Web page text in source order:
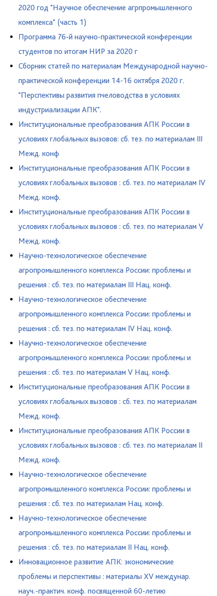
2020 год "Научное обеспечение агрпромышленного
комплекса" (часть 1)
Программа 76-й научно-практической конференции
студентов по итогам НИР за 2020 г
Сборник статей по материалам Международной научно-
практической конференции 14-16 октября 2020 г.
"Перспективы развития пчеловодства в условиях
индустриализации АПК".
Институциональные преобразования АПК России в
условиях глобальных вызовов: сб. тез. по материалам III
Межд. конф
Институциональные преобразования АПК России в
условиях глобальных вызовов : сб. тез. по материалам IV
Межд. конф.
Институциональные преобразования АПК России в
условиях глобальных вызовов : сб. тез. по материалам V
Межд. конф.
Научно-технологическое обеспечение
агропромышленного комплекса России: проблемы и
решения : сб. тез. по материалам III Нац. конф.
Научно-технологическое обеспечение
агропромышленного комплекса России: проблемы и
решения : сб. тез. по материалам IV Нац. конф.
Научно-технологическое обеспечение
агропромышленного комплекса России: проблемы и
решения : сб. тез. по материалам V Нац. конф.
Институциональные преобразования АПК России в
условиях глобальных вызовов : сб. тез. по материалам
Межд. конф.
Институциональные преобразования АПК России в
условиях глобальных вызовов : сб. тез. по материалам II
Межд. конф.
Научно-технологическое обеспечение
агропромышленного комплекса России: проблемы и
решения : сб. тез. по материалам Нац. конф.
Научно-технологическое обеспечение
агропромышленного комплекса России: проблемы и
решения : сб. тез. по материалам II Нац. конф.
Инновационное развитие АПК: экономические
проблемы и перспективы : материалы XV междунар.
науч.-практич. конф. посвященной 60-летию